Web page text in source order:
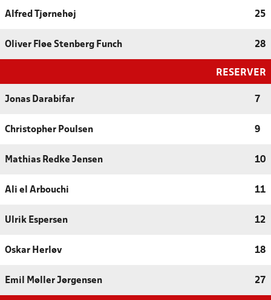
Alfred Tjørnehøj 25
Oliver Fløe Stenberg Funch 28
RESERVER
Jonas Darabifar 7
Christopher Poulsen 9
Mathias Redke Jensen 10
Ali el Arbouchi 11
Ulrik Espersen 12
Oskar Herløv 18
Emil Møller Jørgensen 27